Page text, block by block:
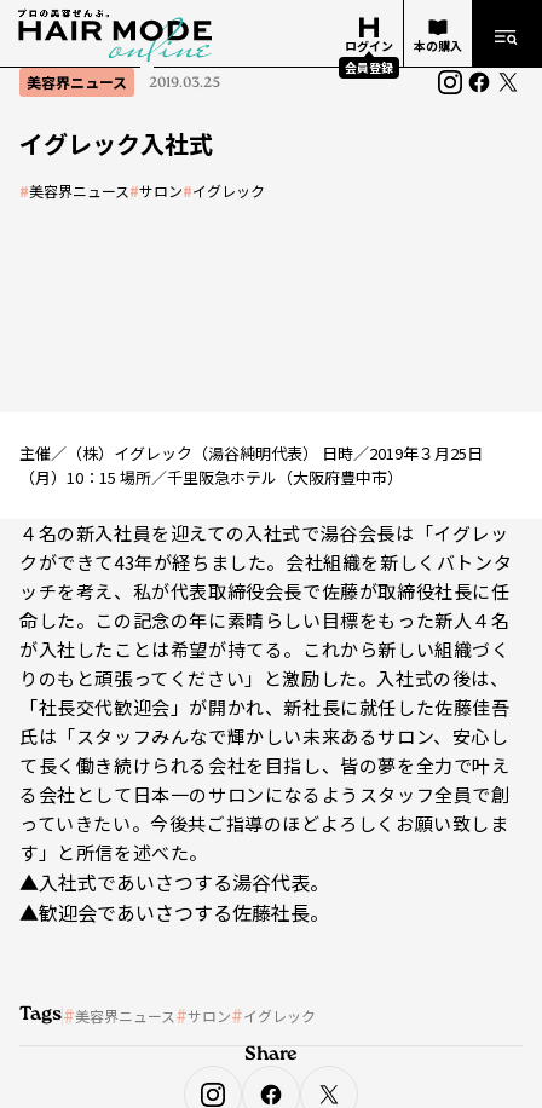
ログイン
会員登録
本の購入
美容界ニュース 2019.03.25
イグレック入社式
#美容界ニュース#サロン#イグレック
主催／（株）イグレック（湯谷純明代表） 日時／2019年３月25日
（月）10：15 場所／千里阪急ホテル（大阪府豊中市）
４名の新入社員を迎えての入社式で湯谷会長は「イグレッ
クができて43年が経ちました。会社組織を新しくバトンタ
ッチを考え、私が代表取締役会長で佐藤が取締役社長に任
命した。この記念の年に素晴らしい目標をもった新人４名
が入社したことは希望が持てる。これから新しい組織づく
りのもと頑張ってください」と激励した。入社式の後は、
「社長交代歓迎会」が開かれ、新社長に就任した佐藤佳吾
氏は「スタッフみんなで輝かしい未来あるサロン、安心し
て長く働き続けられる会社を目指し、皆の夢を全力で叶え
る会社として日本一のサロンになるようスタッフ全員で創
っていきたい。今後共ご指導のほどよろしくお願い致しま
す」と所信を述べた。
▲入社式であいさつする湯谷代表。
▲歓迎会であいさつする佐藤社長。
Tags 美容界ニュース サロン イグレック
Share